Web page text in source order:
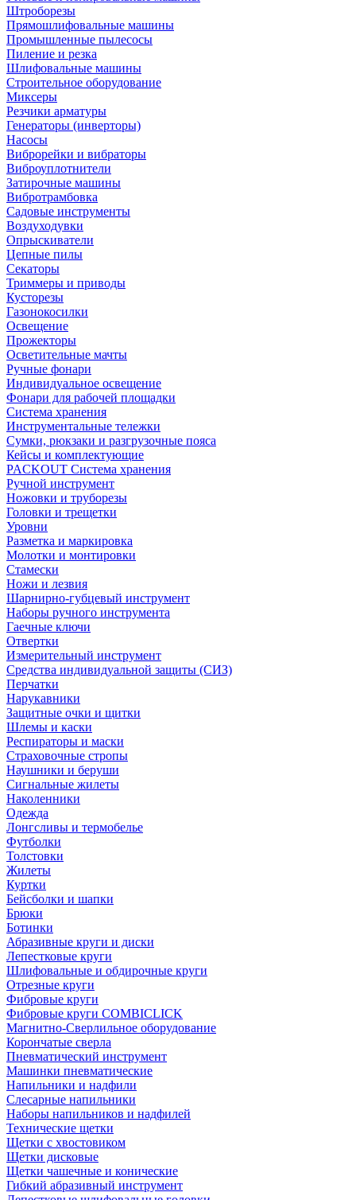
Штроборезы
Прямошлифовальные машины
Промышленные пылесосы
Пиление и резка
Шлифовальные машины
Строительное оборудование
Миксеры
Резчики арматуры
Генераторы (инверторы)
Насосы
Виброрейки и вибраторы
Виброуплотнители
Затирочные машины
Вибротрамбовка
Садовые инструменты
Воздуходувки
Опрыскиватели
Цепные пилы
Секаторы
Триммеры и приводы
Кусторезы
Газонокосилки
Освещение
Прожекторы
Осветительные мачты
Ручные фонари
Индивидуальное освещение
Фонари для рабочей площадки
Система хранения
Инструментальные тележки
Сумки, рюкзаки и разгрузочные пояса
Кейсы и комплектующие
PACKOUT Система хранения
Ручной инструмент
Ножовки и труборезы
Головки и трещетки
Уровни
Разметка и маркировка
Молотки и монтировки
Стамески
Ножи и лезвия
Шарнирно-губцевый инструмент
Наборы ручного инструмента
Гаечные ключи
Отвертки
Измерительный инструмент
Средства индивидуальной защиты (СИЗ)
Перчатки
Нарукавники
Защитные очки и щитки
Шлемы и каски
Респираторы и маски
Страховочные стропы
Наушники и беруши
Сигнальные жилеты
Наколенники
Одежда
Лонгсливы и термобелье
Футболки
Толстовки
Жилеты
Куртки
Бейсболки и шапки
Брюки
Ботинки
Абразивные круги и диски
Лепестковые круги
Шлифовальные и обдирочные круги
Отрезные круги
Фибровые круги
Фибровые круги COMBICLICK
Магнитно-Сверлильное оборудование
Корончатые сверла
Пневматический инструмент
Машинки пневматические
Напильники и надфили
Слесарные напильники
Наборы напильников и надфилей
Технические щетки
Щетки с хвостовиком
Щетки дисковые
Щетки чашечные и конические
Гибкий абразивный инструмент